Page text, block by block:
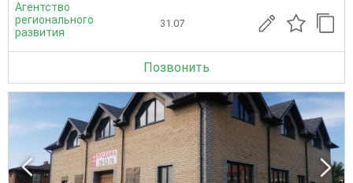
Агентство
регионального
развития
31.07
Позвонить